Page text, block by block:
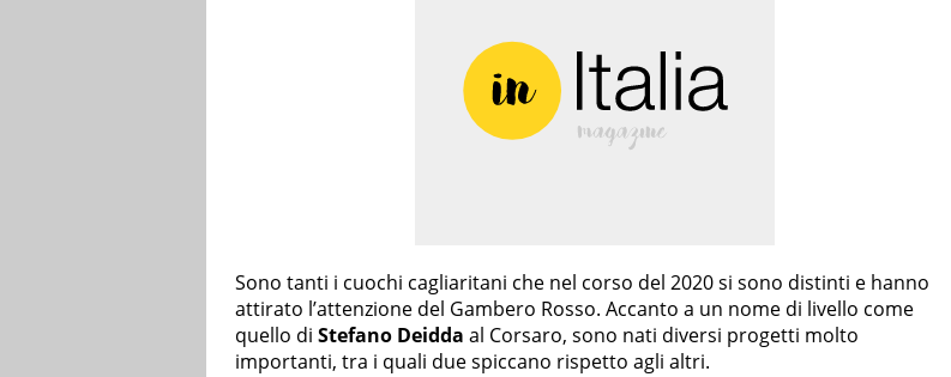
Sono tanti i cuochi cagliaritani che nel corso del 2020 si sono distinti e hanno
attirato l’attenzione del Gambero Rosso. Accanto a un nome di livello come
quello di Stefano Deidda al Corsaro, sono nati diversi progetti molto
importanti, tra i quali due spiccano rispetto agli altri.